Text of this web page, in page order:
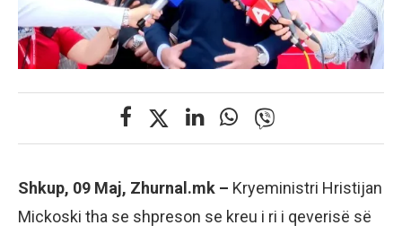
Shkup, 09 Maj, Zhurnal.mk – Kryeministri Hristijan
Mickoski tha se shpreson se kreu i ri i qeverisë së